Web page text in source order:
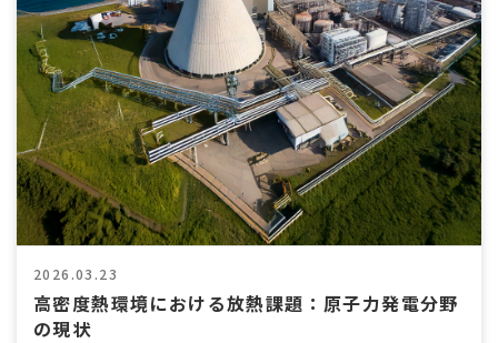
2026.03.23
高密度熱環境における放熱課題：原子力発電分野
の現状